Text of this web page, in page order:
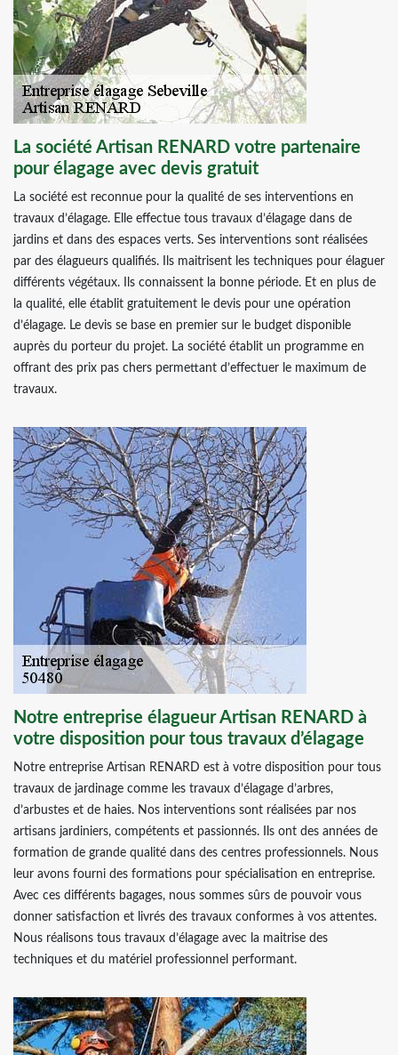
La société Artisan RENARD votre partenaire
pour élagage avec devis gratuit
La société est reconnue pour la qualité de ses interventions en
travaux d’élagage. Elle effectue tous travaux d’élagage dans de
jardins et dans des espaces verts. Ses interventions sont réalisées
par des élagueurs qualifiés. Ils maitrisent les techniques pour élaguer
différents végétaux. Ils connaissent la bonne période. Et en plus de
la qualité, elle établit gratuitement le devis pour une opération
d’élagage. Le devis se base en premier sur le budget disponible
auprès du porteur du projet. La société établit un programme en
offrant des prix pas chers permettant d’effectuer le maximum de
travaux.
Notre entreprise élagueur Artisan RENARD à
votre disposition pour tous travaux d’élagage
Notre entreprise Artisan RENARD est à votre disposition pour tous
travaux de jardinage comme les travaux d’élagage d’arbres,
d’arbustes et de haies. Nos interventions sont réalisées par nos
artisans jardiniers, compétents et passionnés. Ils ont des années de
formation de grande qualité dans des centres professionnels. Nous
leur avons fourni des formations pour spécialisation en entreprise.
Avec ces différents bagages, nous sommes sûrs de pouvoir vous
donner satisfaction et livrés des travaux conformes à vos attentes.
Nous réalisons tous travaux d’élagage avec la maitrise des
techniques et du matériel professionnel performant.